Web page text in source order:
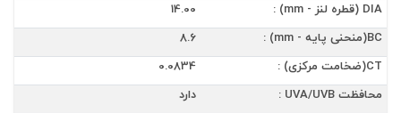
DIA (قطره لنز - mm) :
14.00
BC(منحنی پایه - mm) :
8.6
CT(ضخامت مرکزی) :
0.0834
محافظت UVA/UVB :
دارد